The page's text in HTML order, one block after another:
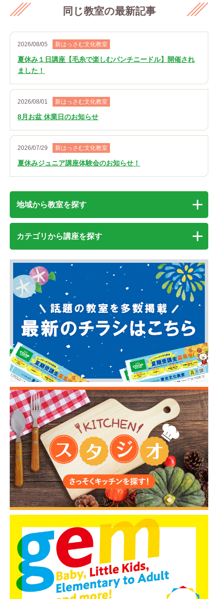
同じ教室の最新記事
2026/08/05 新はっさむ文化教室
夏休み１日講座【毛糸で楽しむパンチニードル】開催され
ました！
2026/08/01 新はっさむ文化教室
8月お盆 休業日のお知らせ
2026/07/29 新はっさむ文化教室
夏休みジュニア講座体験会のお知らせ！
地域から教室を探す
カテゴリから講座を探す